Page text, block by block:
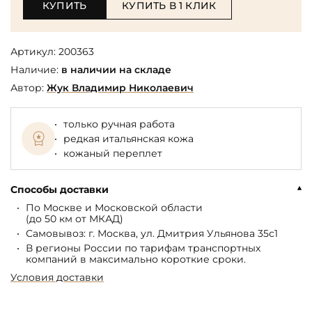
КУПИТЬ КУПИТЬ В 1 КЛИК
Артикул: 200363
Наличие: в наличии на складе
Автор: Жук Владимир Николаевич
только ручная работа
редкая итальянская кожа
кожаный переплет
Способы доставки
По Москве и Московской области
(до 50 км от МКАД)
Самовывоз: г. Москва, ул. Дмитрия Ульянова 35с1
В регионы России по тарифам транспортных
компаний в максимально короткие сроки.
Условия доставки